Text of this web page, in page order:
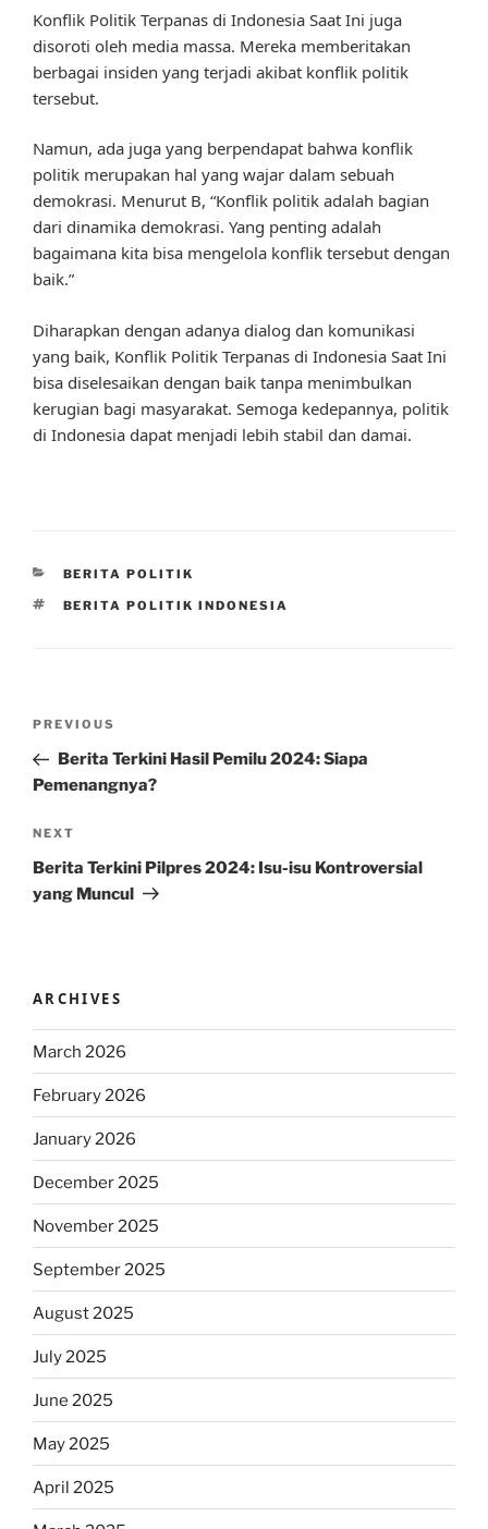
Konflik Politik Terpanas di Indonesia Saat Ini juga
disoroti oleh media massa. Mereka memberitakan
berbagai insiden yang terjadi akibat konflik politik
tersebut.
Namun, ada juga yang berpendapat bahwa konflik
politik merupakan hal yang wajar dalam sebuah
demokrasi. Menurut B, “Konflik politik adalah bagian
dari dinamika demokrasi. Yang penting adalah
bagaimana kita bisa mengelola konflik tersebut dengan
baik.”
Diharapkan dengan adanya dialog dan komunikasi
yang baik, Konflik Politik Terpanas di Indonesia Saat Ini
bisa diselesaikan dengan baik tanpa menimbulkan
kerugian bagi masyarakat. Semoga kedepannya, politik
di Indonesia dapat menjadi lebih stabil dan damai.
CATEGORIES
BERITA POLITIK
TAGS
BERITA POLITIK INDONESIA
Previous
Post
PREVIOUS
Berita Terkini Hasil Pemilu 2024: Siapa
Pemenangnya?
Next
Post
NEXT
Berita Terkini Pilpres 2024: Isu-isu Kontroversial
yang Muncul
ARCHIVES
March 2026
February 2026
January 2026
December 2025
November 2025
September 2025
August 2025
July 2025
June 2025
May 2025
April 2025